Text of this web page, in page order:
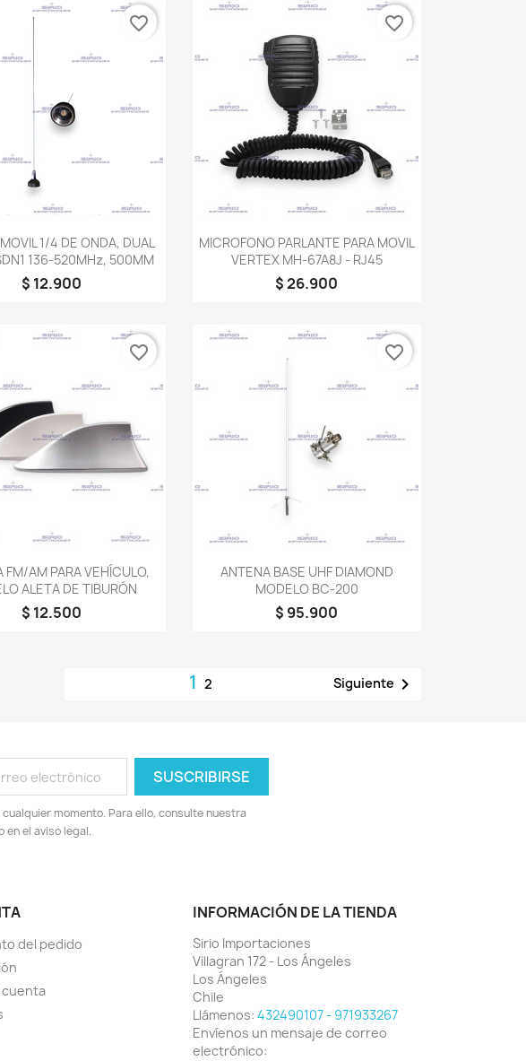
Vista rápida
1/4 DE ONDA, DUAL
136-520MHz, 500MM
$ 12.900
favorite_border
Vista rápida
MICROFONO PARLANTE PARA MOVIL
VERTEX MH-67A8J - RJ45
$ 26.900
favorite_border
Vista rápida
FM/AM PARA VEHÍCULO,
ALETA DE TIBURÓN
$ 12.500
favorite_border
Vista rápida
ANTENA BASE UHF DIAMOND
MODELO BC-200
$ 95.900
favorite_border
12 Siguiente 
momento. Para ello, consulte nuestra
el aviso legal.
del pedido
cuenta
INFORMACIÓN DE LA TIENDA
Sirio Importaciones
Villagran 172 - Los Ángeles
Los Ángeles
Chile
Llámenos: 432490107 - 971933267
Envíenos un mensaje de correo
electrónico: